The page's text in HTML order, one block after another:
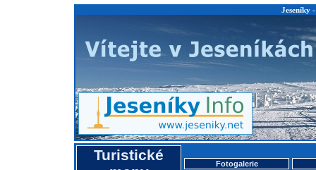
Jeseníky
Turistické
Fotogalerie